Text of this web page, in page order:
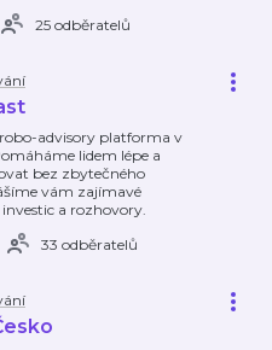
25 odběratelů
advisory platforma v
lidem lépe a
bez zbytečného
vám zajímavé
a rozhovory.
33 odběratelů